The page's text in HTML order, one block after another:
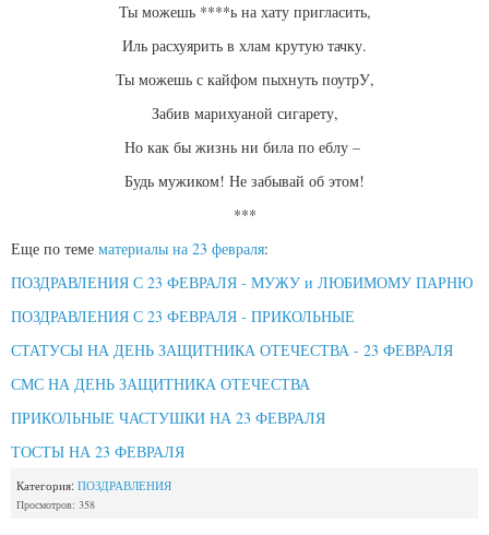
Ты можешь ****ь на хату пригласить,
Иль расхуярить в хлам крутую тачку.
Ты можешь с кайфом пыхнуть поутрУ,
Забив марихуаной сигарету,
Но как бы жизнь ни била по еблу –
Будь мужиком! Не забывай об этом!
***
Еще по теме материалы на 23 февраля:
ПОЗДРАВЛЕНИЯ С 23 ФЕВРАЛЯ - МУЖУ и ЛЮБИМОМУ ПАРНЮ
ПОЗДРАВЛЕНИЯ С 23 ФЕВРАЛЯ - ПРИКОЛЬНЫЕ
СТАТУСЫ НА ДЕНЬ ЗАЩИТНИКА ОТЕЧЕСТВА - 23 ФЕВРАЛЯ
СМС НА ДЕНЬ ЗАЩИТНИКА ОТЕЧЕСТВА
ПРИКОЛЬНЫЕ ЧАСТУШКИ НА 23 ФЕВРАЛЯ
ТОСТЫ НА 23 ФЕВРАЛЯ
Категория: ПОЗДРАВЛЕНИЯ
Просмотров: 358